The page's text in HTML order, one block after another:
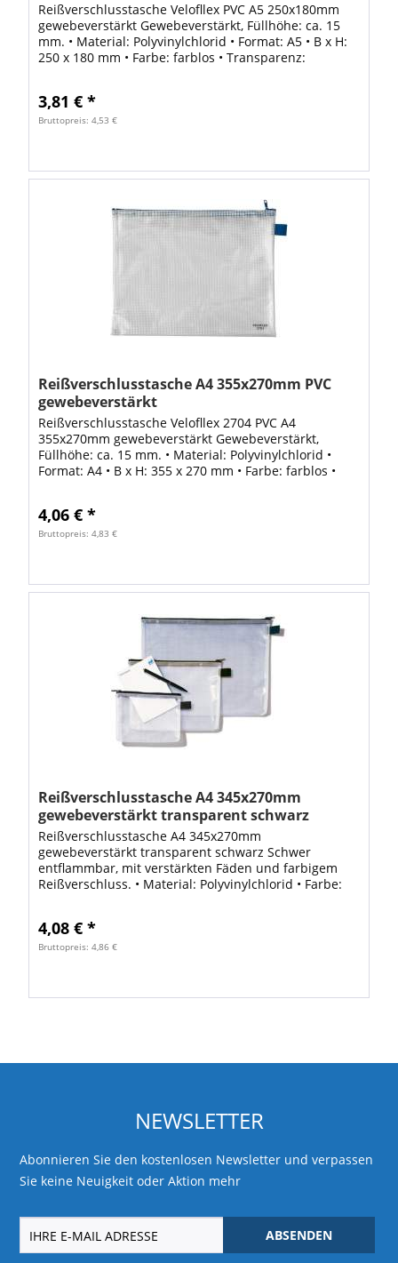
Reißverschlusstasche Velofllex PVC A5 250x180mm
gewebeverstärkt Gewebeverstärkt, Füllhöhe: ca. 15
mm. • Material: Polyvinylchlorid • Format: A5 • B x H:
250 x 180 mm • Farbe: farblos • Transparenz:
3,81 € *
Bruttopreis: 4,53 €
Reißverschlusstasche A4 355x270mm PVC
gewebeverstärkt
Reißverschlusstasche Velofllex 2704 PVC A4
355x270mm gewebeverstärkt Gewebeverstärkt,
Füllhöhe: ca. 15 mm. • Material: Polyvinylchlorid •
Format: A4 • B x H: 355 x 270 mm • Farbe: farblos •
4,06 € *
Bruttopreis: 4,83 €
Reißverschlusstasche A4 345x270mm
gewebeverstärkt transparent schwarz
Reißverschlusstasche A4 345x270mm
gewebeverstärkt transparent schwarz Schwer
entflammbar, mit verstärkten Fäden und farbigem
Reißverschluss. • Material: Polyvinylchlorid • Farbe:
4,08 € *
Bruttopreis: 4,86 €
NEWSLETTER
Abonnieren Sie den kostenlosen Newsletter und verpassen
Sie keine Neuigkeit oder Aktion mehr
ABSENDEN